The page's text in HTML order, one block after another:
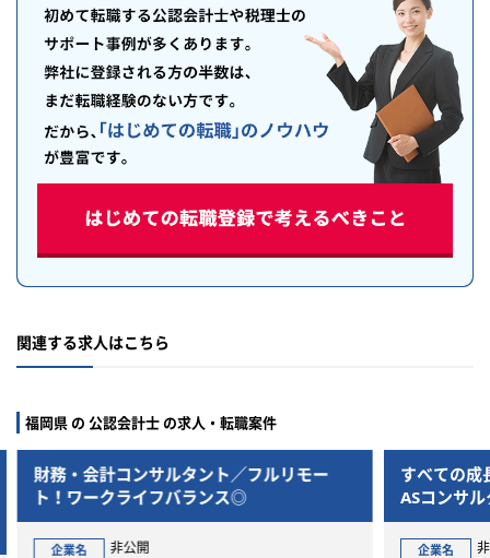
関連する求人はこちら
福岡県 の 公認会計士 の求人・転職案件
すべての成長企業の経営管理領域を支援／F
ASコンサルタント
企業名
事業
上場
企